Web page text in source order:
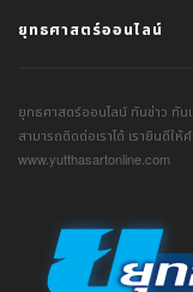
ยุทธศาสตร์ออนไลน์
ยุทธศาสตร์ออนไลน์ ทันข่าว ทัน
สามารถติดต่อเราได้ เรายินดีใ
www.yutthasartonline.com